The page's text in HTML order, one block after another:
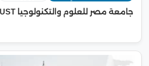
جامعة مصر للعلوم والتكنولوجيا MUST للوافدين